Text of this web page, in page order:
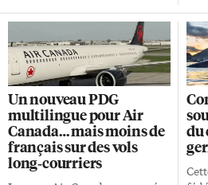
un policier abattu froidement…
Il n’en faut pas plus pour que
l’étonnant duo Bonneau et
Lamouche soit chargé de
l’affaire. Gangs de rue Un vol de
voiture, des tirs en pleine rue,
le meurtre gratuit d’un policier,
tout pointe vers les gangs de
rue. Ni la mafia ni les motards
ne se permettraient cela. Le […]
la
bio:
Un nouveau PDG
multilingue pour Air
Canada… mais moins de
français sur des vols
long‑courriers
du